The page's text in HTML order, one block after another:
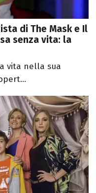
di The Mask e Il
senza vita: la
vita nella sua